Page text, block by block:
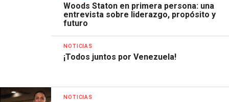
Woods Staton en primera persona: una
entrevista sobre liderazgo, propósito y
futuro
NOTICIAS
¡Todos juntos por Venezuela!
NOTICIAS